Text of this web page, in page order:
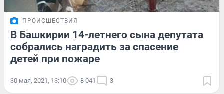
ПРОИСШЕСТВИЯ
В Башкирии 14-летнего сына депутата
собрались наградить за спасение
детей при пожаре
30 мая, 2021, 13:10 8 041 3